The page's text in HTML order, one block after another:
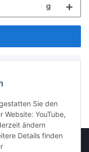
Sie den
Website: YouTube,
ändern
Details finden
g
(z. B. 0,5).